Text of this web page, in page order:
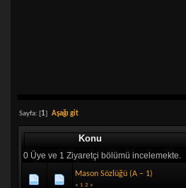
Sayfa: [1] Aşağı git
Konu
0 Üye ve 1 Ziyaretçi bölümü incelemekte.
Mason Sözlüğü (A – 1)
« 1 2 »